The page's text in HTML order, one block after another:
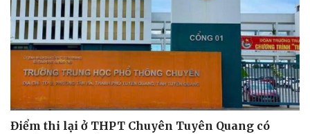
Điểm thi lại ở THPT Chuyên Tuyên Quang có